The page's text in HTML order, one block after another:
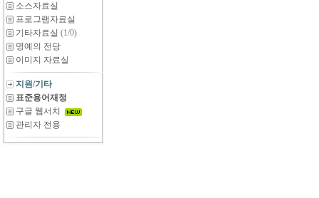
소스자료실
프로그램자료실
기타자료실 (1/0)
명예의 전당
이미지 자료실
지원/기타
표준용어재정
구글 웹서치
관리자 전용